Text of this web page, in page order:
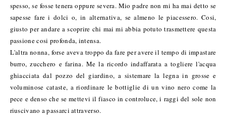
spesso, se fosse tenera oppure severa. Mio padre non mi ha mai detto se
sapesse fare i dolci o, in alternativa, se almeno le piacessero. Cosi,
giusto per andare a scoprire chi mai mi abbia potuto trasmettere questa
passione cosi profonda, intensa.
L'altra nonna, forse aveva troppo da fare per avere il tempo di impastare
burro, zucchero e farina. Me la ricordo indaffarata a togliere l'acqua
ghiacciata dal pozzo del giardino, a sistemare la legna in grosse e
voluminose cataste, a riordinare le bottiglie di un vino nero come la
pece e denso che se mettevi il fiasco in controluce, i raggi del sole non
riuscivano a passarci attraverso.